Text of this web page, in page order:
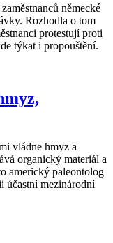
německé
Rozhodla o tom
protestují proti
týkat i propouštění.
vládne hmyz a
organický materiál a
americký paleontolog
účastní mezinárodní